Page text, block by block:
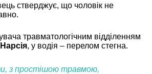
стверджує, що чоловік не
травматологічним відділенням
, у водія – перелом стегна.
з простішою травмою,